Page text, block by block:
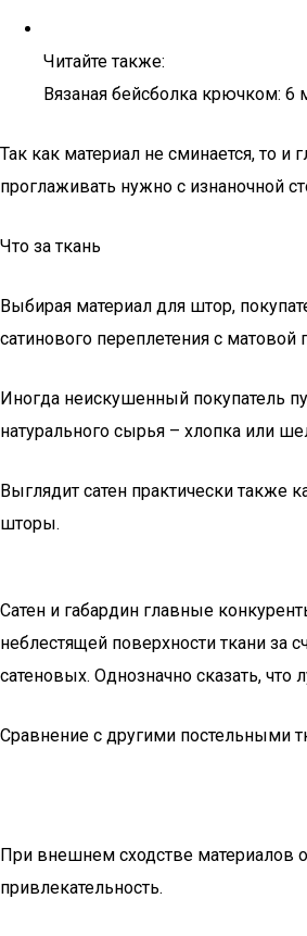
Читайте также:
Вязаная бейсболка крючком:
Так как материал не сминается, то
проглаживать нужно с изнаночной
Что за ткань
Выбирая материал для штор,
сатинового переплетения с матовой
Иногда неискушенный покупатель
натурального сырья – хлопка или
Выглядит сатен практически также
шторы.
Сатен и габардин главные
неблестящей поверхности ткани за
сатеновых. Однозначно сказать,
Сравнение с другими постельными
При внешнем сходстве материалов
привлекательность.